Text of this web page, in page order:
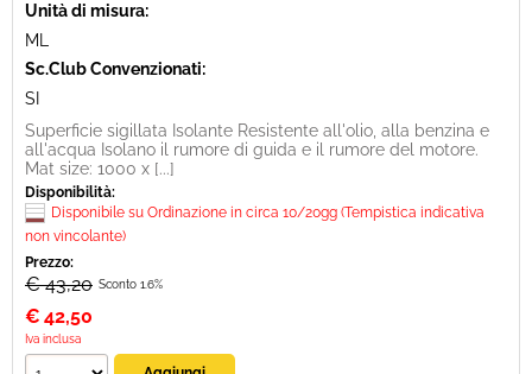
Unità di misura:
ML
Sc.Club Convenzionati:
SI
Superficie sigillata Isolante Resistente all'olio, alla benzina e
all'acqua Isolano il rumore di guida e il rumore del motore.
Mat size: 1000 x [...]
Disponibilità:
Disponibile su Ordinazione in circa 10/20gg (Tempistica indicativa
non vincolante)
Prezzo:
€ 43,20 Sconto 1.6%
€ 42,50
Iva inclusa